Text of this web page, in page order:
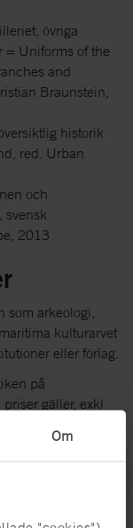
Om
övriga
= Uniforms of the
and
Braunstein,
historik
red. Urban
och
svensk
2013
som arkeologi,
kulturarvet
eller förlag.
på
gäller, exkl
webbplats)